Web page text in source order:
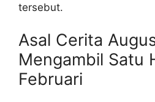
tersebut.
Asal Cerita
Mengambil Satu
Februari